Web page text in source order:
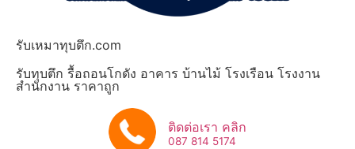
รับเหมาทุบตึก.com
รับทุบตึก รื้อถอนโกดัง อาคาร บ้านไม้ โรงเรือน โรงงาน
สำนักงาน ราคาถูก
ติดต่อเรา คลิก
087 814 5174